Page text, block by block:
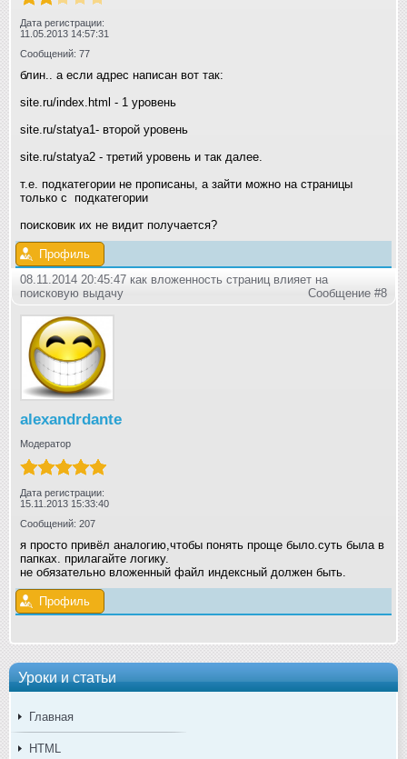
Уроки и статьи
Главная
HTML
Дата регистрации:
11.05.2013 14:57:31
Сообщений: 77
блин.. а если адрес написан вот так:
site.ru/index.html - 1 уровень
site.ru/statya1- второй уровень
site.ru/statya2 - третий уровень и так далее.
т.е. подкатегории не прописаны, а зайти можно на страницы
только с подкатегории
поисковик их не видит получается?
Профиль
08.11.2014 20:45:47 как вложенность страниц влияет на
поисковую выдачу
Сообщение #8
alexandrdante
Модератор
Дата регистрации:
15.11.2013 15:33:40
Сообщений: 207
я просто привёл аналогию,чтобы понять проще было.суть была в
папках. прилагайте логику.
не обязательно вложенный файл индексный должен быть.
Профиль